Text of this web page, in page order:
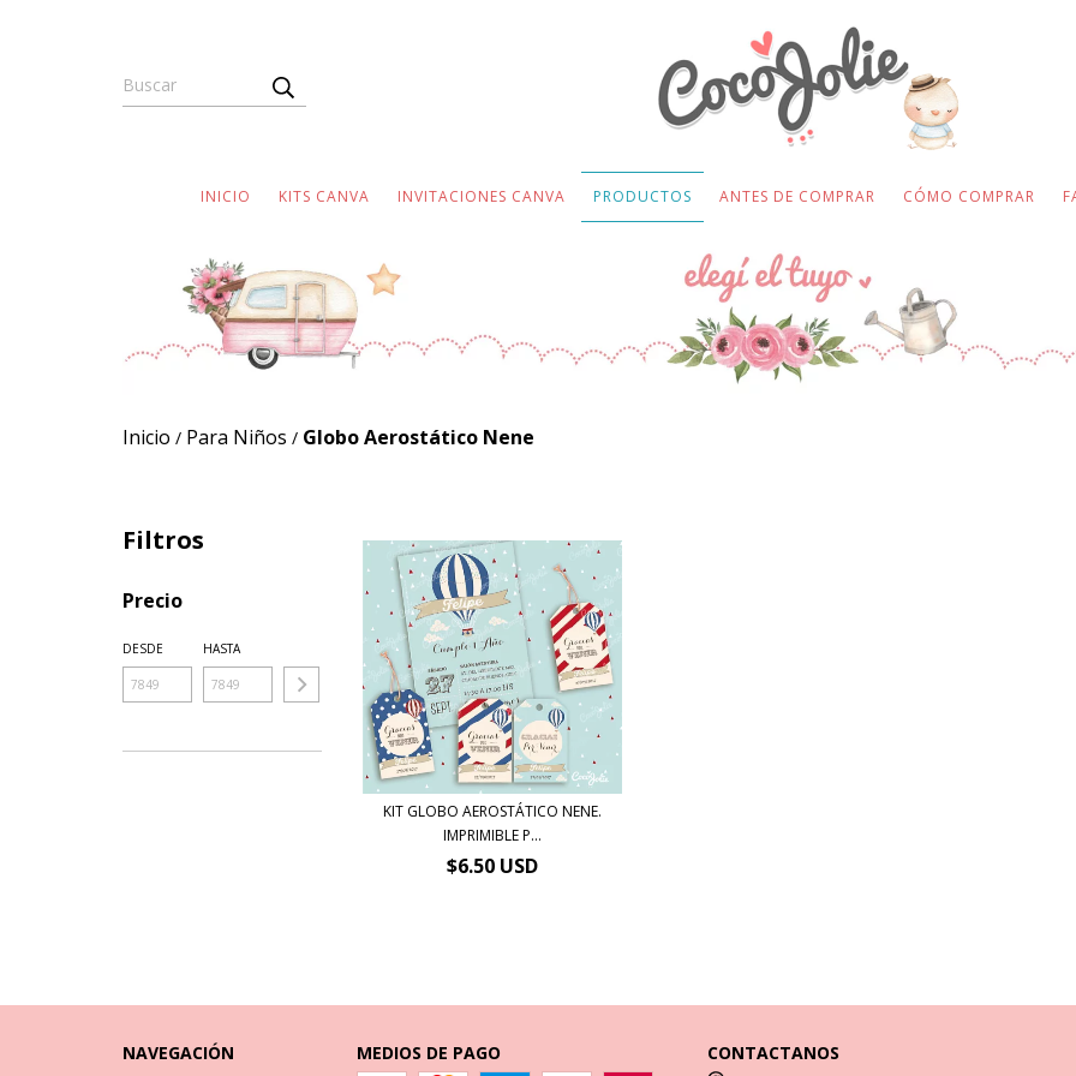
INICIO KITS CANVA INVITACIONES CANVA PRODUCTOS ANTES DE COMPRAR CÓMO COMPRAR
Inicio / Para Niños / Globo Aerostático Nene
Filtros
Precio
DESDE HASTA
KIT GLOBO AEROSTÁTICO NENE.
IMPRIMIBLE P...
$6.50 USD
NAVEGACIÓN
MEDIOS DE PAGO
CONTACTANOS